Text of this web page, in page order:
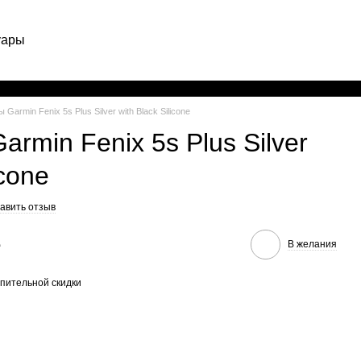
Garmin Fenix 5s Plus Silver with Black Silicone
Fenix 5s Plus Silver
отзыв
В желания
скидки